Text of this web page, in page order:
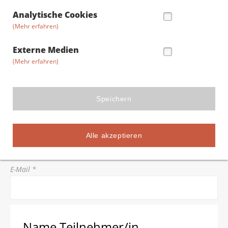
Analytische Cookies
(Mehr erfahren)
Externe Medien
(Mehr erfahren)
Speichern
Alle akzeptieren
Stadt *
E-Mail *